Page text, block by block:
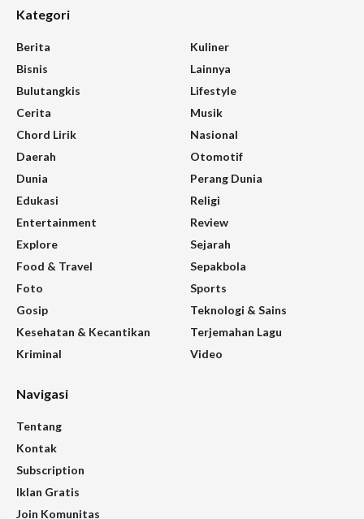
Kategori
Berita
Bisnis
Bulutangkis
Cerita
Chord Lirik
Daerah
Dunia
Edukasi
Entertainment
Explore
Food & Travel
Foto
Gosip
Kesehatan & Kecantikan
Kriminal
Kuliner
Lainnya
Lifestyle
Musik
Nasional
Otomotif
Perang Dunia
Religi
Review
Sejarah
Sepakbola
Sports
Teknologi & Sains
Terjemahan Lagu
Video
Navigasi
Tentang
Kontak
Subscription
Iklan Gratis
Join Komunitas